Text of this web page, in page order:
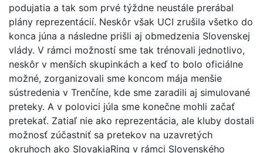
podujatia a tak som prvé týždne neustále prerábal
plány reprezentácií. Neskôr však UCI zrušila všetko do
konca júna a následne prišli aj obmedzenia Slovenskej
vlády. V rámci možností sme tak trénovali jednotlivo,
neskôr v menších skupinkách a keď to bolo oficiálne
možné, zorganizovali sme koncom mája menšie
sústredenia v Trenčíne, kde sme zaradili aj simulované
preteky. A v polovici júla sme konečne mohli začať
pretekať. Zatiaľ nie ako reprezentácia, ale kluby dostali
možnosť zúčastniť sa pretekov na uzavretých
okruhoch ako SlovakiaRing v rámci Slovenského